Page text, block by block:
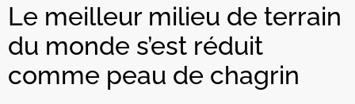
Le meilleur milieu de terrain
du monde s’est réduit
comme peau de chagrin